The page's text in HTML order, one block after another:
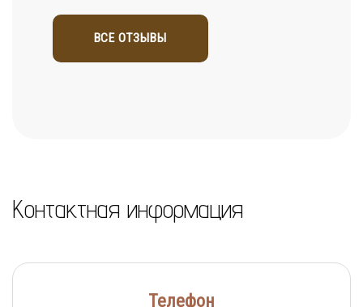
ВСЕ ОТЗЫВЫ
Контактная информация
Телефон